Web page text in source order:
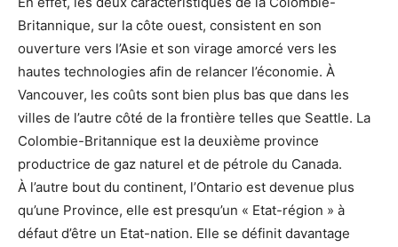
Britannique, sur la côte ouest, consistent en son
ouverture vers l’Asie et son virage amorcé vers les
hautes technologies afin de relancer l’économie. À
Vancouver, les coûts sont bien plus bas que dans les
villes de l’autre côté de la frontière telles que Seattle. La
Colombie-Britan­nique est la deuxième province
productrice de gaz naturel et de pétrole du Canada.
À l’autre bout du continent, l’Ontario est devenue plus
qu’une Province, elle est presqu’un « Etat-région » à
défaut d’être un Etat-nation. Elle se définit davantage